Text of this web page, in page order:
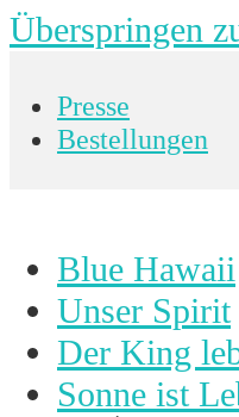
Überspringen
Presse
Bestellungen
Blue Hawaii
Unser Spirit
Der King
Sonne ist